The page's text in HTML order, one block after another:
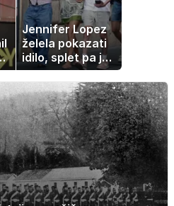
Jennifer Lopez
želela pokazati
idilo, splet pa je
razburila ena
stvar